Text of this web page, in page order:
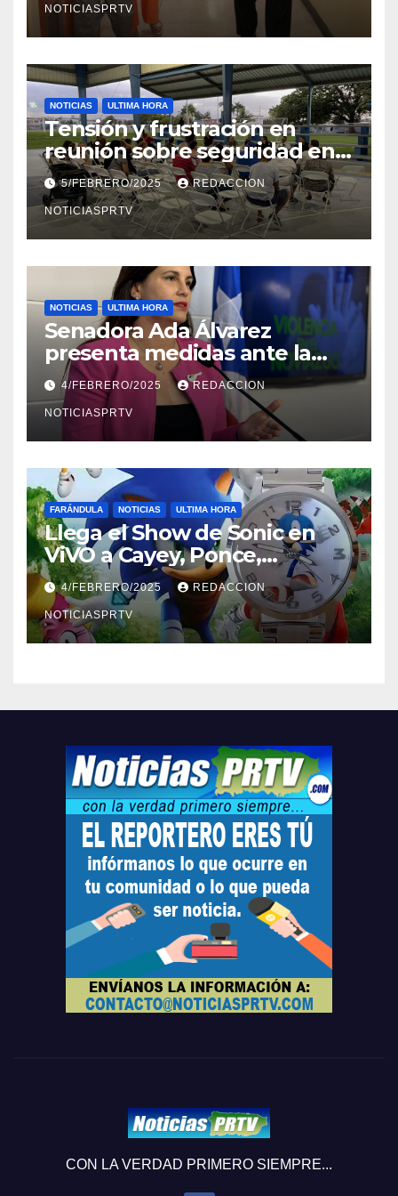
NOTICIASPRTV
NOTICIAS ULTIMA HORA
Tensión y frustración en
reunión sobre seguridad en
Reparto Metropolitano
5/FEBRERO/2025 REDACCION
NOTICIASPRTV
NOTICIAS ULTIMA HORA
Senadora Ada Álvarez
presenta medidas ante la
violencia en el noviazgo
4/FEBRERO/2025 REDACCION
NOTICIASPRTV
FARÁNDULA NOTICIAS ULTIMA HORA
Llega el Show de Sonic en
ViVO a Cayey, Ponce,
Barceloneta y Humacao,
Relojes gratis para el que
compre ahora….
4/FEBRERO/2025 REDACCION
NOTICIASPRTV
CON LA VERDAD PRIMERO SIEMPRE...